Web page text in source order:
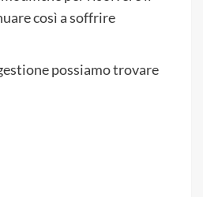
così a soffrire
possiamo trovare